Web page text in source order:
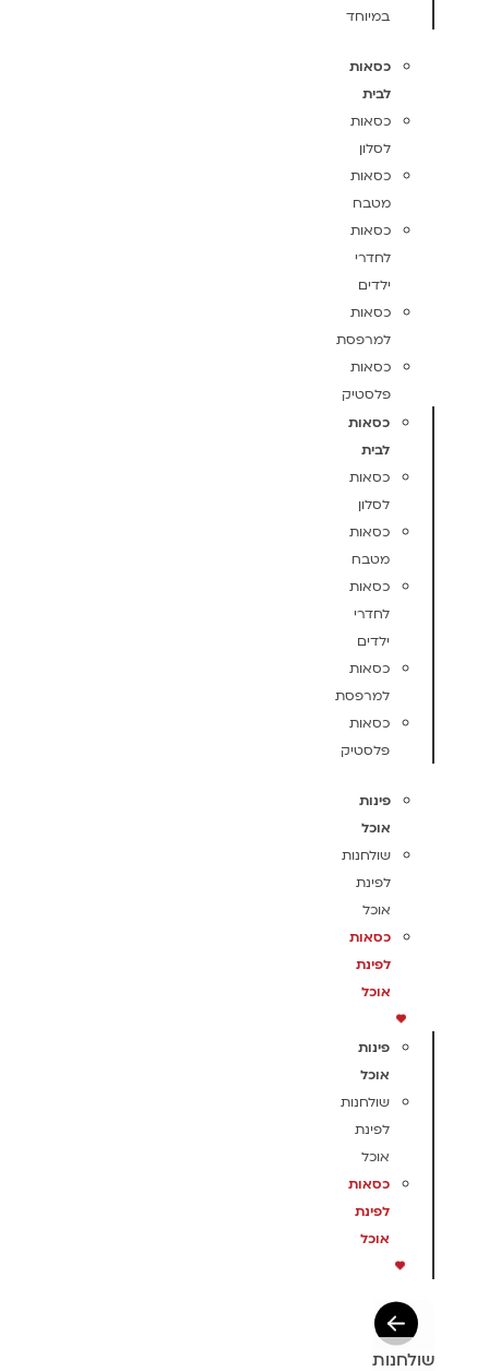
במיוחד
כסאות
לבית
כסאות
לסלון
כסאות
מטבח
כסאות
לחדרי
ילדים
כסאות
למרפסת
כסאות
פלסטיק
כסאות
לבית
כסאות
לסלון
כסאות
מטבח
כסאות
לחדרי
ילדים
כסאות
למרפסת
כסאות
פלסטיק
פינות
אוכל
שולחנות
לפינת
אוכל
כסאות
לפינת
אוכל
פינות
אוכל
שולחנות
לפינת
אוכל
כסאות
לפינת
אוכל
שולחנות